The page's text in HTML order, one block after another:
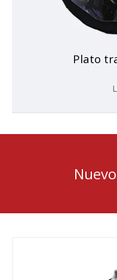
Plato